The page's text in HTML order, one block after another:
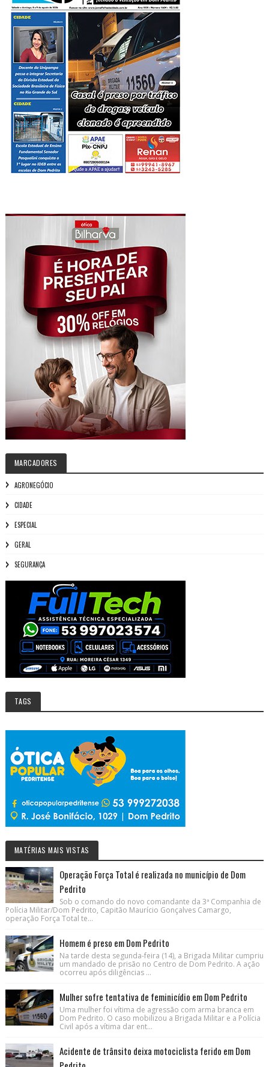
MARCADORES
AGRONEGÓCIO
CIDADE
ESPECIAL
GERAL
SEGURANÇA
TAGS
MATÉRIAS MAIS VISTAS
Operação Força Total é realizada no município de Dom
Pedrito
Sob o comando do novo comandante da 3ª Companhia de
Polícia Militar/Dom Pedrito, Capitão Maurício Gonçalves Camargo,
operação Força Total te...
Homem é preso em Dom Pedrito
Na tarde desta segunda-feira (14), a Brigada Militar cumpriu
um mandado de prisão no Centro de Dom Pedrito. A ação
ocorreu após diligências ...
Mulher sofre tentativa de feminicídio em Dom Pedrito
Uma mulher foi vítima de agressão com arma branca em
Dom Pedrito. O caso mobilizou a Brigada Militar e a Polícia
Civil após a vítima dar ent...
Acidente de trânsito deixa motociclista ferido em Dom